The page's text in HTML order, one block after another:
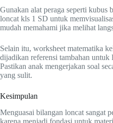
Gunakan alat peraga seperti kubus
loncat kls 1 SD untuk
mudah memahami jika melihat
Selain itu, worksheet matematika
dijadikan referensi tambahan
Pastikan anak mengerjakan soal
yang sulit.
Kesimpulan
Menguasai bilangan loncat sangat
karena menjadi fondasi untuk